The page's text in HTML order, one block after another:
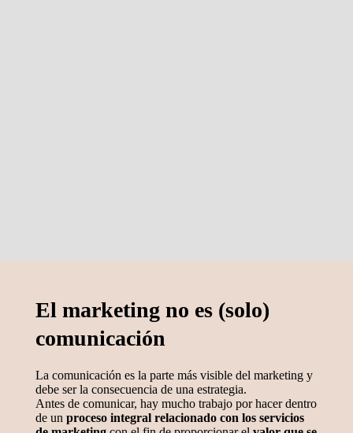
El marketing no es (solo)
comunicación
La comunicación es la parte más visible del marketing y
debe ser la consecuencia de una estrategia.
Antes de comunicar, hay mucho trabajo por hacer dentro
de un proceso integral relacionado con los servicios